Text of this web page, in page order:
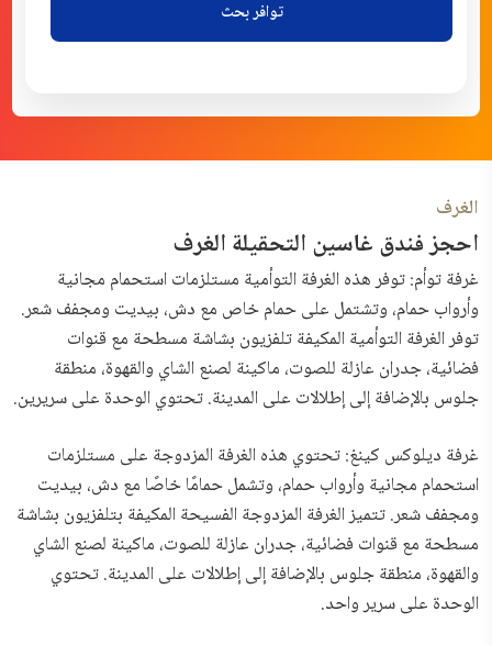
توافر بحث
الغرف
احجز فندق غاسين التحقيلة الغرف
غرفة توأم: توفر هذه الغرفة التوأمية مستلزمات استحمام مجانية
وأرواب حمام، وتشتمل على حمام خاص مع دش، بيديت ومجفف شعر.
توفر الغرفة التوأمية المكيفة تلفزيون بشاشة مسطحة مع قنوات
فضائية، جدران عازلة للصوت، ماكينة لصنع الشاي والقهوة، منطقة
جلوس بالإضافة إلى إطلالات على المدينة. تحتوي الوحدة على سريرين.
غرفة ديلوكس كينغ: تحتوي هذه الغرفة المزدوجة على مستلزمات
استحمام مجانية وأرواب حمام، وتشمل حمامًا خاصًا مع دش، بيديت
ومجفف شعر. تتميز الغرفة المزدوجة الفسيحة المكيفة بتلفزيون بشاشة
مسطحة مع قنوات فضائية، جدران عازلة للصوت، ماكينة لصنع الشاي
والقهوة، منطقة جلوس بالإضافة إلى إطلالات على المدينة. تحتوي
الوحدة على سرير واحد.